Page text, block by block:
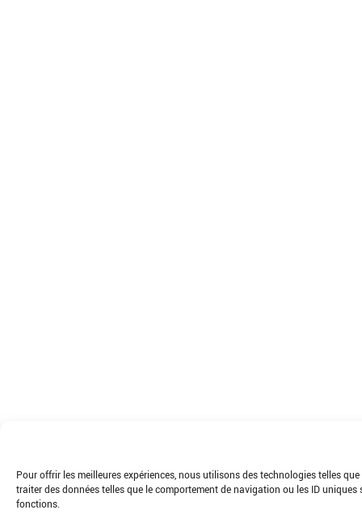
Pour offrir les meilleures expériences, nous utilisons des technologies telles
traiter des données telles que le comportement de navigation ou les ID
fonctions.